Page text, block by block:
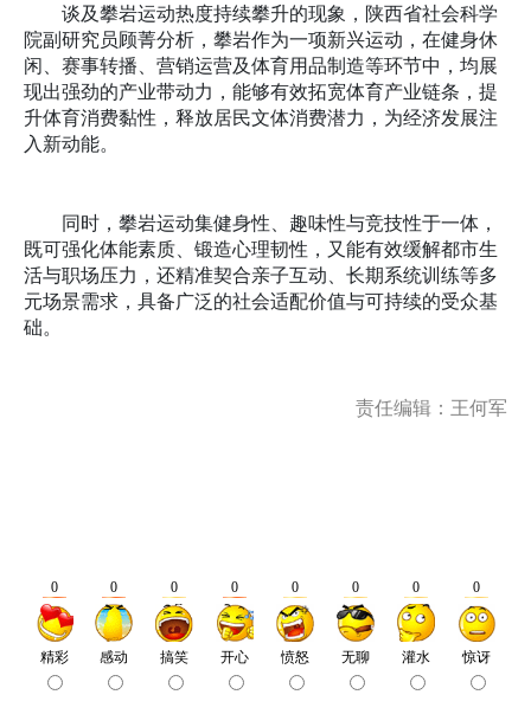
谈及攀岩运动热度持续攀升的现象，陕西省社会科学
院副研究员顾菁分析，攀岩作为一项新兴运动，在健身休
闲、赛事转播、营销运营及体育用品制造等环节中，均展
现出强劲的产业带动力，能够有效拓宽体育产业链条，提
升体育消费黏性，释放居民文体消费潜力，为经济发展注
入新动能。
同时，攀岩运动集健身性、趣味性与竞技性于一体，
既可强化体能素质、锻造心理韧性，又能有效缓解都市生
活与职场压力，还精准契合亲子互动、长期系统训练等多
元场景需求，具备广泛的社会适配价值与可持续的受众基
础。
责任编辑：王何军